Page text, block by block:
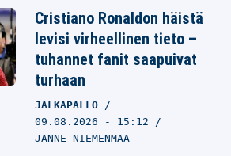
Cristiano Ronaldon häistä
levisi virheellinen tieto –
tuhannet fanit saapuivat
turhaan
JALKAPALLO
09.08.2026 - 15:12
JANNE NIEMENMAA